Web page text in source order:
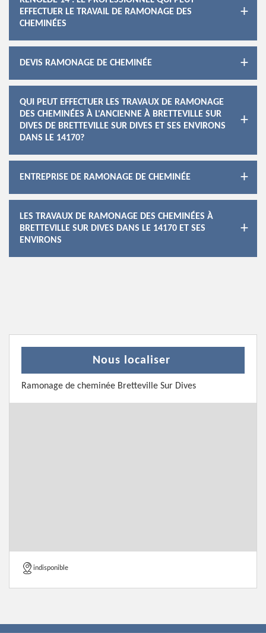
EFFECTUER LE TRAVAIL DE RAMONAGE DES
CHEMINÉES
DEVIS RAMONAGE DE CHEMINÉE
QUI PEUT EFFECTUER LES TRAVAUX DE RAMONAGE
DES CHEMINÉES À L'ANCIENNE À BRETTEVILLE SUR
DIVES DE BRETTEVILLE SUR DIVES ET SES ENVIRONS
DANS LE 14170?
ENTREPRISE DE RAMONAGE DE CHEMINÉE
LES TRAVAUX DE RAMONAGE DES CHEMINÉES À
BRETTEVILLE SUR DIVES DANS LE 14170 ET SES
ENVIRONS
Nous localiser
Ramonage de cheminée Bretteville Sur Dives
indisponible